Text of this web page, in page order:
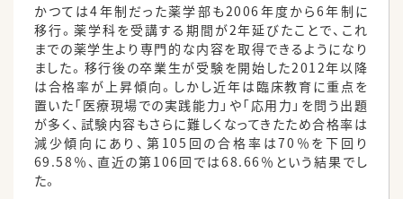
かつては4年制だった薬学部も2006年度から6年制に
移行。薬学科を受講する期間が2年延びたことで、これ
までの薬学生より専門的な内容を取得できるようになり
ました。移行後の卒業生が受験を開始した2012年以降
は合格率が上昇傾向。しかし近年は臨床教育に重点を
置いた「医療現場での実践能力」や「応用力」を問う出題
が多く、試験内容もさらに難しくなってきたため合格率は
減少傾向にあり、第105回の合格率は70％を下回り
69.58％、直近の第106回では68.66％という結果でし
た。